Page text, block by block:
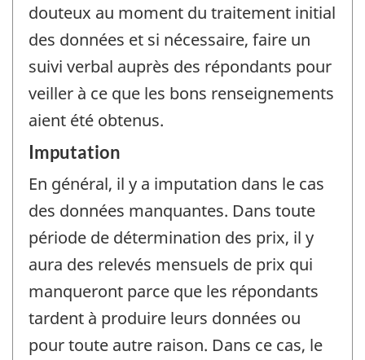
douteux au moment du traitement initial
des données et si nécessaire, faire un
suivi verbal auprès des répondants pour
veiller à ce que les bons renseignements
aient été obtenus.
Imputation
En général, il y a imputation dans le cas
des données manquantes. Dans toute
période de détermination des prix, il y
aura des relevés mensuels de prix qui
manqueront parce que les répondants
tardent à produire leurs données ou
pour toute autre raison. Dans ce cas, le